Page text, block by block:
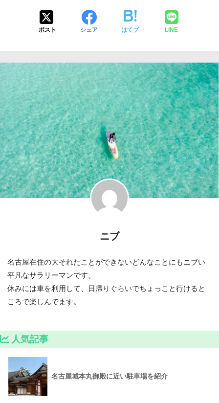
ポスト シェア はてブ LINE
ニブ
名古屋在住の大それたことができないどんなことにもニブい
平凡なサラリーマンです。
休みには車を利用して、日帰りぐらいでちょっこと行けると
ころで楽しんでます。
人気記事
名古屋城本丸御殿に近い駐車場を紹介